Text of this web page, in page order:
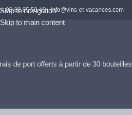
Skip to navigation
Skip to main content
03 88 85 50 49 -info@vins-et-vacances.com
de port offerts à partir de 30 bouteilles